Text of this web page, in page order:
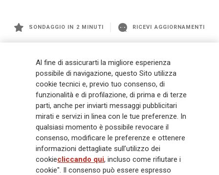
SONDAGGIO IN 2 MINUTI RICEVI AGGIORNAMENTI
management a livello globale, con premi complessivi pari a € 98,1
miliardi e € 900 miliardi di AUM nel 2025. Fondato nel 1831, con oltre 88
mila dipendenti e 163 mila agenti che servono 75 milioni di clienti, il
Gruppo ha una posizione di leadership in Europa e una presenza
crescente in Asia e America. Al centro della strategia di Generali c'è il suo
impegno Lifetime Partner verso i clienti, realizzato attraverso soluzioni
innovative e personalizzate, un'esperienza cliente di prima classe e le sue
capacità di distribuzione globale digitalizzata. Il Gruppo ha
completamente integrato la sostenibilità in tutte le scelte strategiche, con
l'obiettivo di creare valore per tutti gli stakeholder mentre costruisce una
società più equa e resiliente.
Al fine di assicurarti la migliore esperienza
possibile di navigazione, questo Sito utilizza
cookie tecnici e, previo tuo consenso, di
funzionalità e di profilazione, di prima e di terze
parti, anche per inviarti messaggi pubblicitari
mirati e servizi in linea con le tue preferenze. In
qualsiasi momento è possibile revocare il
consenso, modificare le preferenze e ottenere
informazioni dettagliate sull’utilizzo dei
cookiecliccando qui, incluso come rifiutare i
cookie". Il consenso può essere espresso